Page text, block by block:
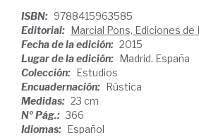
ISBN: 9788415963585
Editorial: Marcial Pons, Ediciones de
Fecha de la edición: 2015
Lugar de la edición: Madrid. España
Colección: Estudios
Encuadernación: Rústica
Medidas: 23 cm
Nº Pág.: 366
Idiomas: Español